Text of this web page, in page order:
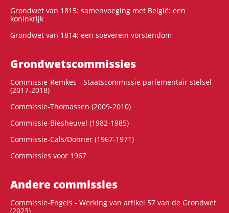
Grondwet van 1815: samenvoeging met België: een
koninkrijk
Grondwet van 1814: een soeverein vorstendom
Grondwets­commissies
Commissie-Remkes - Staatscommissie parlementair stelsel
(2017-2018)
Commissie-Thomassen (2009-2010)
Commissie-Biesheuvel (1982-1985)
Commissie-Cals/Donner (1967-1971)
Commissies voor 1967
Andere commissies
Commissie-Engels - Werking van artikel 57 van de Grondwet
(2023)